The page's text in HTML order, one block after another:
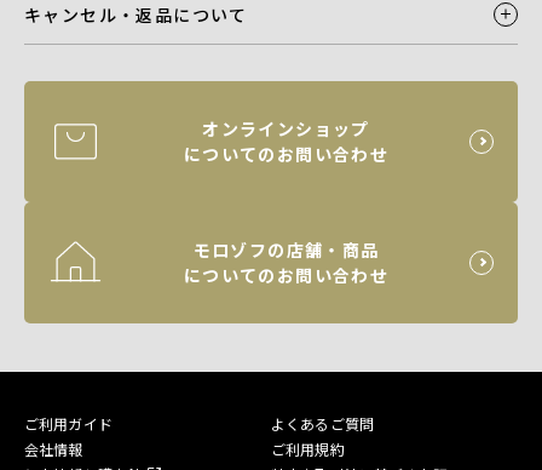
キャンセル・返品について
オンラインショップ
についてのお問い合わせ
モロゾフの店舗・商品
についてのお問い合わせ
ご利用ガイド
よくあるご質問
会社情報
ご利用規約